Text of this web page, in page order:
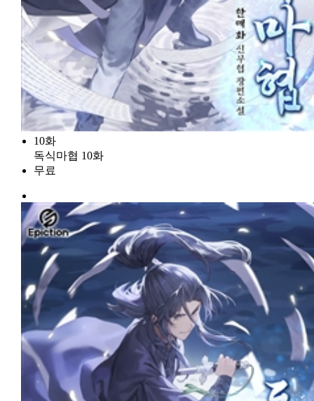
10화
독식마협 10화
무료